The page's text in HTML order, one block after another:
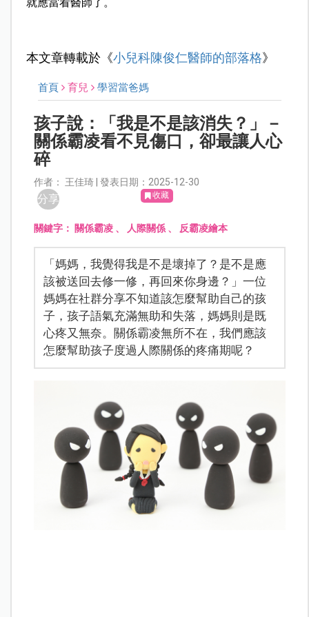
本文章轉載於《小兒科陳俊仁醫師的部落格》
首頁 育兒 學習當爸媽
孩子說：「我是不是該消失？」－
關係霸凌看不見傷口，卻最讓人心
碎
作者： 王佳琦 | 發表日期：2025-12-30
分享 收藏
關鍵字：關係霸凌 、 人際關係 、 反霸凌繪本
「媽媽，我覺得我是不是壞掉了？是不是應
該被送回去修一修，再回來你身邊？」一位
媽媽在社群分享不知道該怎麼幫助自己的孩
子，孩子語氣充滿無助和失落，媽媽則是既
心疼又無奈。關係霸凌無所不在，我們應該
怎麼幫助孩子度過人際關係的疼痛期呢？